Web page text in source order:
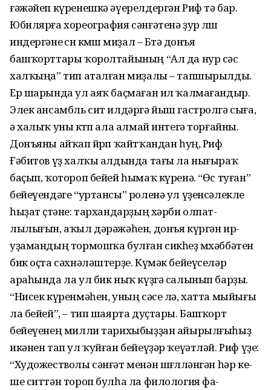
ғәжәйеп күренешкә әүерелдергән Риф тә бар.
Юбилярға хореография сәнғәтенә ҙур өлөш
индергәне өсөн көмөш миҙал – Бөтә донъя
башҡорттары ҡоролтайының “Ал да нур сәс
халҡыңа” тип аталған миҙалы – тапшырылды.
Ер шарында ул аяҡ баҫмаған ил ҡалма­ғандыр.
Элек ансамбль сит илдәргә йыш гастролгә сыға,
ә халыҡ уны көтөп ала алмай интегә торғайны.
Донъяны айҡап йөрөп ҡайтҡандан һуң, Риф
Ғәбитов үҙ халҡы алдында тағы ла нығыраҡ
баҫып, ҡотороп бейей һымаҡ күренә. “Өс туған”
бейеүендәге “уртансы” роленә ул үҙен­сә­лекле
һыҙат өҫтәне: тархандарҙың хәрби ол­пат­
лылығын, аҡыл дә­рәжәһен, донъя күргән ир-
уҙамандың тормош­ҡа булған сикһеҙ мөхәб­бәтен
бик оҫта сәх­нәләштерҙе. Күмәк бейеү­селәр
араһын­да ла ул бик ныҡ күҙгә салынып барҙы.
“Нисек күренмәһен, уның сәсе лә, хатта мыйығы
ла бейей”, – тип шаярта дуҫтары. Башҡорт
бейеүенең милли тарихы­быҙ­ҙан айырылғыһыҙ
икәнен тап ул ҡуйған бейеүҙәр ҡеүәтләй. Риф үҙе:
“Художест­волы сәнғәт менән шөғөллән­гән һәр ке­
ше ситтән тороп булһа ла филология фа­